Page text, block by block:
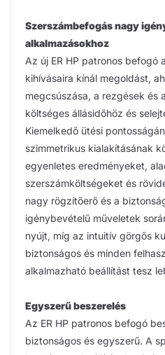
Szerszámbefogás nagy
alkalmazásokhoz
Az új ER HP patronos befogó
kihívásaira kínál megoldást,
megcsúszása, a rezgések és
költséges állásidőhöz és
Kiemelkedő ütési
szimmetrikus kialakításának
egyenletes eredményeket,
szerszámköltségeket és
nagy rögzítőerő és a
igénybevételű műveletek
nyújt, míg az intuitív görgős
biztonságos és minden
alkalmazható beállítást tesz
Egyszerű beszerelés
Az ER HP patronos befogó
biztonságos és egyszerű. A